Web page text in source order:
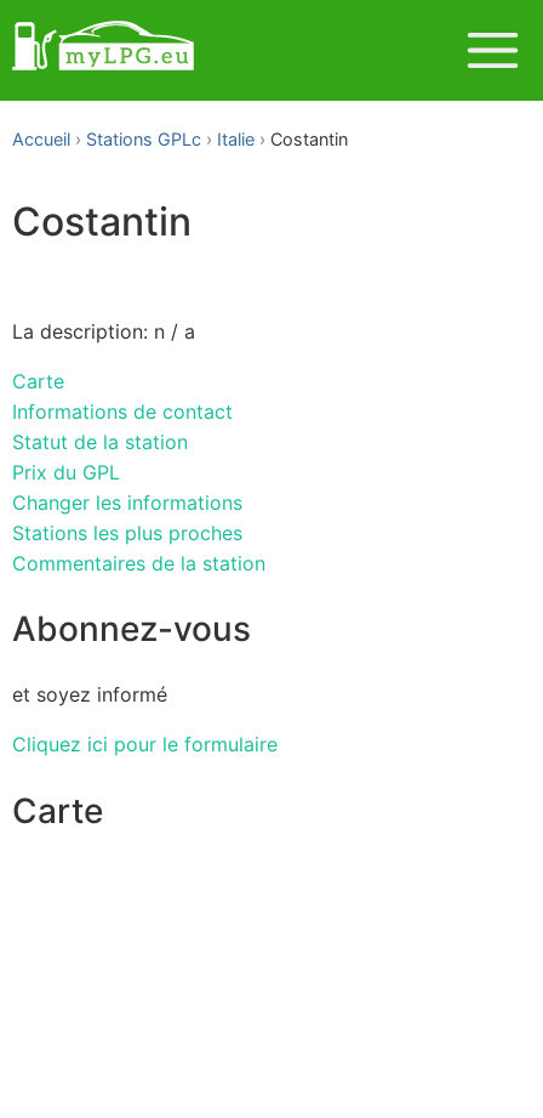
Accueil Stations GPLc Italie Costantin
Costantin
La description: n / a
Carte
Informations de contact
Statut de la station
Prix du GPL
Changer les informations
Stations les plus proches
Commentaires de la station
Abonnez-vous
et soyez informé
Cliquez ici pour le formulaire
Carte